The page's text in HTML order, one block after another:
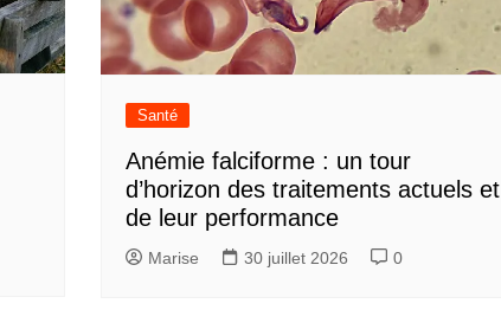
Santé
Anémie falciforme : un tour
d’horizon des traitements actuels et
de leur performance
Marise 30 juillet 2026 0